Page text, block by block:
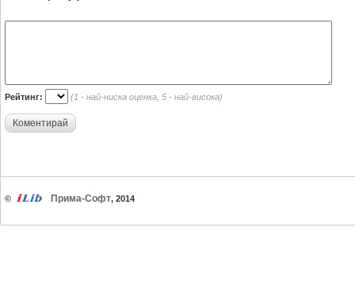
Рейтинг: (1 - най-ниска оценка, 5 - най-висока)
Коментирай
© Прима-Софт, 2014